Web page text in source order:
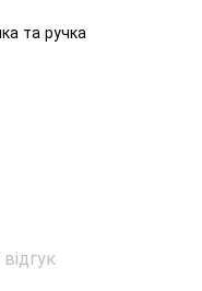
та ручка